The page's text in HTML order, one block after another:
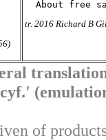
tr. 2016 Richard B
of